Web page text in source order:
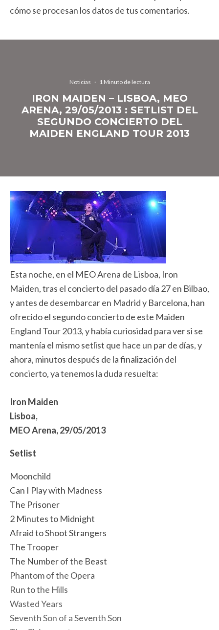
cómo se procesan los datos de tus comentarios.
Noticias · 1 Minuto de lectura
IRON MAIDEN – LISBOA, MEO
ARENA, 29/05/2013 : SETLIST DEL
SEGUNDO CONCIERTO DEL
MAIDEN ENGLAND TOUR 2013
Esta noche, en el MEO Arena de Lisboa, Iron
Maiden, tras el concierto del pasado día 27 en Bilbao,
y antes de desembarcar en Madrid y Barcelona, han
ofrecido el segundo concierto de este Maiden
England Tour 2013, y había curiosidad para ver si se
mantenía el mismo setlist que hace un par de días, y
ahora, minutos después de la finalización del
concierto, ya tenemos la duda resuelta:
Iron Maiden
Lisboa,
MEO Arena, 29/05/2013
Setlist
Moonchild
Can I Play with Madness
The Prisoner
2 Minutes to Midnight
Afraid to Shoot Strangers
The Trooper
The Number of the Beast
Phantom of the Opera
Run to the Hills
Wasted Years
Seventh Son of a Seventh Son